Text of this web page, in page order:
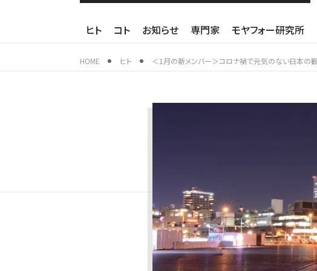
ヒト コト お知らせ 専門家 モヤフォー研究所
HOME ヒト ＜1月の新メンバー＞コロナ禍で元気のない日本の観